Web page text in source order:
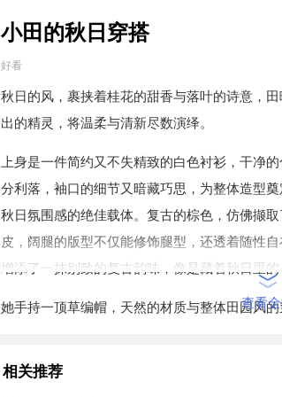
小田的秋日穿搭
好看
秋日的风，裹挟着桂花的甜香与落叶的诗意，
出的精灵，将温柔与清新尽数演绎。
上身是一件简约又不失精致的白色衬衫，干净
分利落，袖口的细节又暗藏巧思，为整体造型
秋日氛围感的绝佳载体。复古的棕色，仿佛撷
皮，阔腿的版型不仅能修饰腿型，还透着随性
增添了一抹别致的复古韵味，像是藏着秋日里的
她手持一顶草编帽，天然的材质与整体田园风
应，形成和谐的色彩统一，鞋型简约大方，为
查看
相关推荐